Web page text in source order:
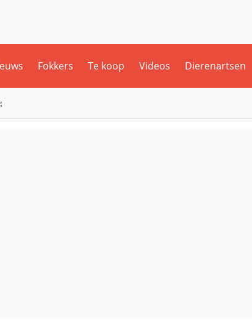
Fokkers Te koop Videos Dierenartsen